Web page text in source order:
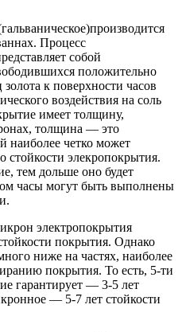
Процесс
собой
положительно
к поверхности часов
воздействия на соль
имеет толщину,
толщина — это
наиболее четко может
стойкости элекропокрытия.
тем дольше оно будет
часы могут быть выполнены
электропокрытия
покрытия. Однако
ниже на частях, наиболее
покрытия. То есть, 5-ти
гарантирует — 3-5 лет
— 5-7 лет стойкости